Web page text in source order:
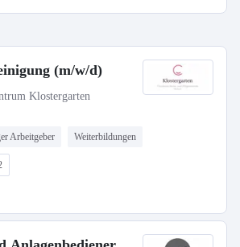
(m/w/d)
Klostergarten
Arbeitgeber Weiterbildungen